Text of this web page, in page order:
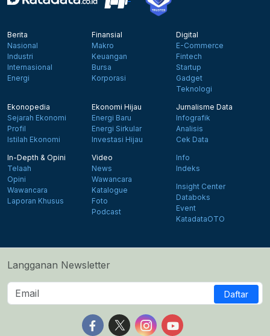
Berita
Nasional
Industri
Internasional
Energi
Finansial
Makro
Keuangan
Bursa
Korporasi
Digital
E-Commerce
Fintech
Startup
Gadget
Teknologi
Ekonopedia
Sejarah Ekonomi
Profil
Istilah Ekonomi
Ekonomi Hijau
Energi Baru
Energi Sirkular
Investasi Hijau
Jurnalisme Data
Infografik
Analisis
Cek Data
In-Depth & Opini
Telaah
Opini
Wawancara
Laporan Khusus
Video
News
Wawancara
Katalogue
Foto
Podcast
Info
Indeks
Insight Center
Databoks
Event
KatadataOTO
Langganan Newsletter
Daftar
Follow us on Facebook
Follow us on X
Follow us on Instagram
Follow us on